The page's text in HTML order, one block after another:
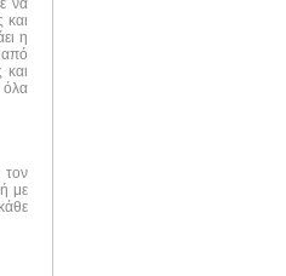
να
και
η
από
και
όλα
τον
με